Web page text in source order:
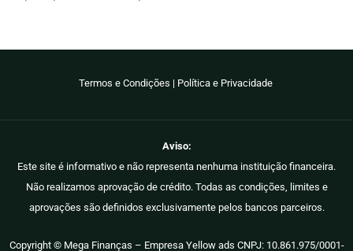
Termos e Condições | Política e Privacidade
Aviso:
Este site é informativo e não representa nenhuma instituição financeira.
Não realizamos aprovação de crédito. Todas as condições, limites e
aprovações são definidos exclusivamente pelos bancos parceiros.
Copyright © Mega Finanças – Empresa Yellow ads CNPJ: 10.861.975/0001-